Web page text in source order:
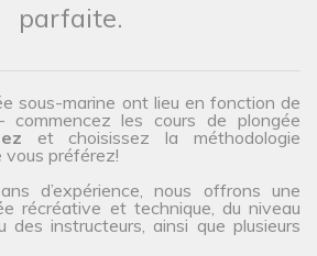
parfaite.
sous-marine ont lieu en fonction de
commencez les cours de plongée
et choisissez la méthodologie
vous préférez!
d’expérience, nous offrons une
récréative et technique, du niveau
des instructeurs, ainsi que plusieurs